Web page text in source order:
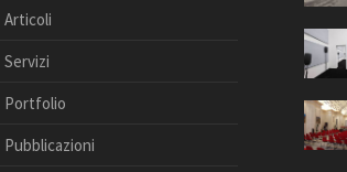
Articoli
Servizi
Portfolio
Pubblicazioni